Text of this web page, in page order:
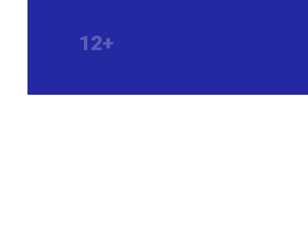
12+